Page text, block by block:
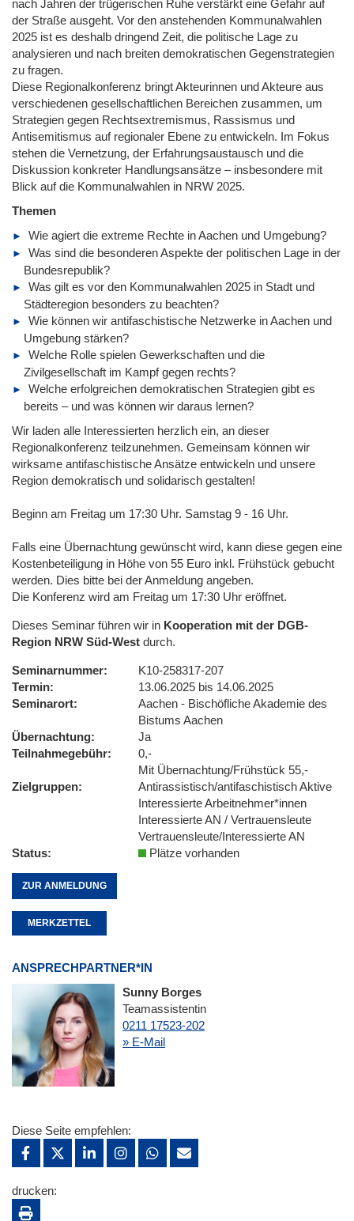
nach Jahren der trügerischen Ruhe verstärkt eine Gefahr auf
der Straße ausgeht. Vor den anstehenden Kommunalwahlen
2025 ist es deshalb dringend Zeit, die politische Lage zu
analysieren und nach breiten demokratischen Gegenstrategien
zu fragen.
Diese Regionalkonferenz bringt Akteurinnen und Akteure aus
verschiedenen gesellschaftlichen Bereichen zusammen, um
Strategien gegen Rechtsextremismus, Rassismus und
Antisemitismus auf regionaler Ebene zu entwickeln. Im Fokus
stehen die Vernetzung, der Erfahrungsaustausch und die
Diskussion konkreter Handlungsansätze – insbesondere mit
Blick auf die Kommunalwahlen in NRW 2025.
Themen
Wie agiert die extreme Rechte in Aachen und Umgebung?
Was sind die besonderen Aspekte der politischen Lage in der
Bundesrepublik?
Was gilt es vor den Kommunalwahlen 2025 in Stadt und
Städteregion besonders zu beachten?
Wie können wir antifaschistische Netzwerke in Aachen und
Umgebung stärken?
Welche Rolle spielen Gewerkschaften und die
Zivilgesellschaft im Kampf gegen rechts?
Welche erfolgreichen demokratischen Strategien gibt es
bereits – und was können wir daraus lernen?
Wir laden alle Interessierten herzlich ein, an dieser
Regionalkonferenz teilzunehmen. Gemeinsam können wir
wirksame antifaschistische Ansätze entwickeln und unsere
Region demokratisch und solidarisch gestalten!
Beginn am Freitag um 17:30 Uhr. Samstag 9 - 16 Uhr.
Falls eine Übernachtung gewünscht wird, kann diese gegen eine
Kostenbeteiligung in Höhe von 55 Euro inkl. Frühstück gebucht
werden. Dies bitte bei der Anmeldung angeben.
Die Konferenz wird am Freitag um 17:30 Uhr eröffnet.
Dieses Seminar führen wir in Kooperation mit der DGB-
Region NRW Süd-West durch.
Seminarnummer
K10-258317-207
Termin
13.06.2025 bis 14.06.2025
Seminarort
Aachen - Bischöfliche Akademie des
Bistums Aachen
Übernachtung
Ja
Teilnahmegebühr
0,-
Mit Übernachtung/Frühstück 55,-
Zielgruppen
Antirassistisch/antifaschistisch Aktive
Interessierte Arbeitnehmer*innen
Interessierte AN / Vertrauensleute
Vertrauensleute/Interessierte AN
Status
Plätze vorhanden
ZUR ANMELDUNG
MERKZETTEL
ANSPRECHPARTNER*IN
Sunny Borges
Teamassistentin
0211 17523-202
» E-Mail
Diese Seite empfehlen:
drucken: